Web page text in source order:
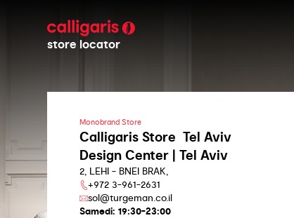
store locator
Monobrand Store
Calligaris Store Tel Aviv
Design Center | Tel Aviv
2, LEHI - BNEI BRAK,
+972 3-961-2631
sol@turgeman.co.il
Samedi: 19:30-23:00